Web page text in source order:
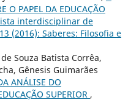
O PAPEL DA EDUCAÇÃO
interdisciplinar de
(2016): Saberes: Filosofia e
Souza Batista Corrêa,
Gênesis Guimarães
ANÁLISE DO
SUPERIOR ,